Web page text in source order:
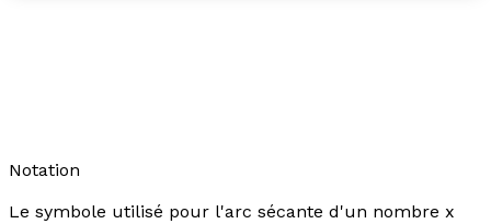
Notation
Le symbole utilisé pour l'arc sécante d'un nombre x